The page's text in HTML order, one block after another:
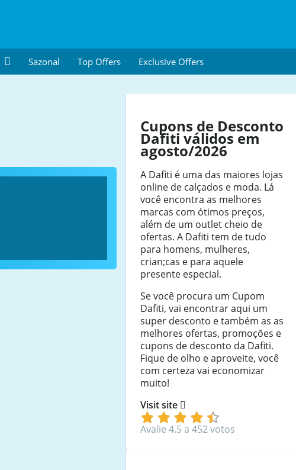
Sazonal Top Offers Exclusive Offers
Cupons de Desconto
Dafiti válidos em
agosto/2026
A Dafiti é uma das maiores lojas
online de calçados e moda. Lá
você encontra as melhores
marcas com ótimos preços,
além de um outlet cheio de
ofertas. A Dafiti tem de tudo
para homens, mulheres,
crian;cas e para aquele
presente especial.
Se você procura um Cupom
Dafiti, vai encontrar aqui um
super desconto e também as as
melhores ofertas, promoções e
cupons de desconto da Dafiti.
Fique de olho e aproveite, você
com certeza vai economizar
muito!
Visit site
Avalie 4.5 a 452 votos